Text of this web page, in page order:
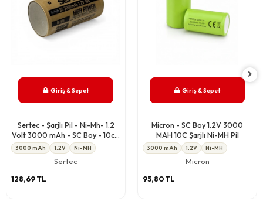
Giriş & Sepet
Sertec - Şarjlı Pil - Ni-Mh- 1.2
Volt 3000 mAh - SC Boy - 10c -
Başsız
3000 mAh 1.2V Ni-MH
Sertec
128,69 TL
Giriş & Sepet
Micron - SC Boy 1.2V 3000
MAH 10C Şarjlı Ni-MH Pil
3000 mAh 1.2V Ni-MH
Micron
95,80 TL